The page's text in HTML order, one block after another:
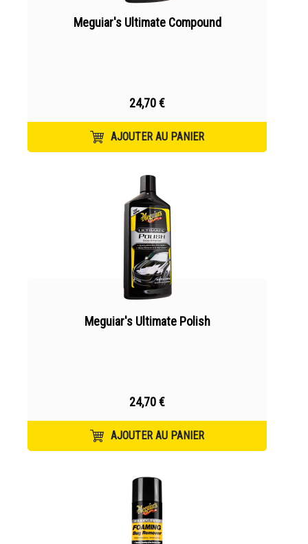
Meguiar's Ultimate Compound
24,70 €
AJOUTER AU PANIER
Meguiar's Ultimate Polish
24,70 €
AJOUTER AU PANIER